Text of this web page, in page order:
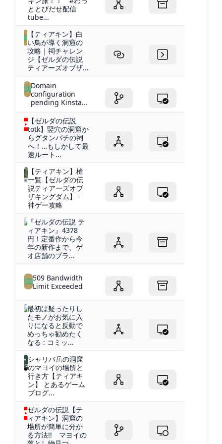
ととびだせ配信
tube...
【ティアキン】白
い鳥が導く洞窟の
攻略｜祠チャレン
ジ【ゼルダの伝説
ティアーズオブザ...
Domain
configuration
pending Kinsta...
【ゼルダの伝説
totk】竪穴の洞窟か
らグタンバチの祠
へ！…もしかして最
速ルート...
【ティアキン】槍
一覧【ゼルダの伝
説ティアーズオブ
ザキングダム】 -
神ゲー攻略
『ゼルダの伝説 テ
ィアキン』4378
円！定番作から今
年の新作まで、ゲ
オ店舗のブラ...
509 Bandwidth
Limit Exceeded
最初は疑ったりし
たモノがお気に入
りになると反動で
めっちゃ勧めたく
なる : コミッ...
シャリバ岳の洞窟
のマヨイの場所と
行き方【ティアキ
ン】 とあるゲーム
ブログ...
ゼルダの伝説【テ
ィアキン】洞窟の
場所が簡単に分か
る方法!! マヨイの